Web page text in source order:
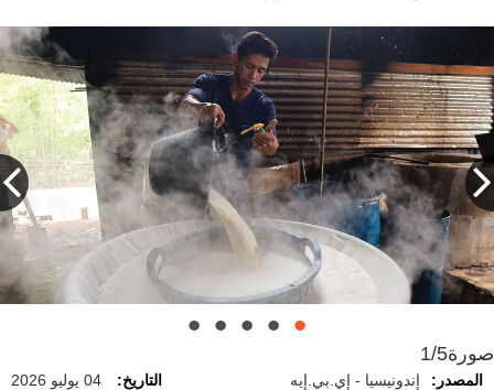
صورة1/5
المصدر: إندونيسيا - إي.بي.إيه التاريخ: 04 يوليو 2026